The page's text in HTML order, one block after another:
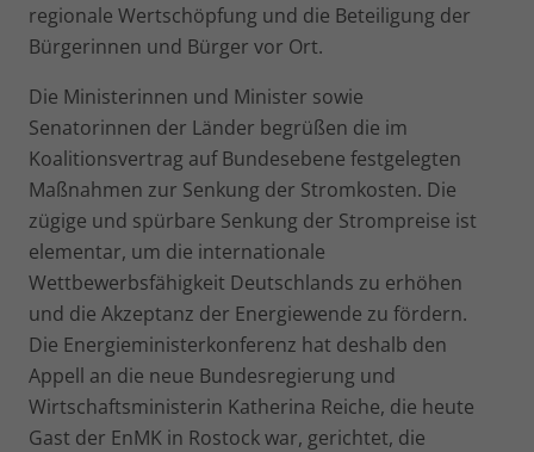
regionale Wert­schöpfung und die Beteiligung der
Bürgerinnen und Bürger vor Ort.
Die Ministerinnen und Minister sowie
Senatorinnen der Länder begrüßen die im
Koalitionsvertrag auf Bundesebene festgelegten
Maßnahmen zur Senkung der Stromkosten. Die
zügige und spür­bare Senkung der Strompreise ist
elementar, um die inter­nationale
Wettbewerbsfähigkeit Deutschlands zu erhöhen
und die Akzeptanz der Energiewende zu fördern.
Die Energieminister­konferenz hat deshalb den
Appell an die neue Bundesregierung und
Wirtschafts­ministerin Katherina Reiche, die heute
Gast der EnMK in Rostock war, gerichtet, die